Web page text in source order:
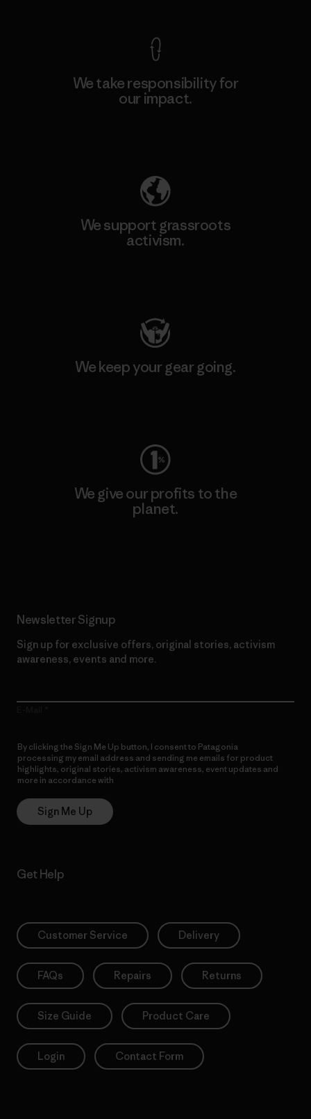
We take responsibility for
our impact.
We support grassroots
activism.
We keep your gear going.
We give our profits to the
planet.
Newsletter Signup
Sign up for exclusive offers, original stories, activism
awareness, events and more.
By clicking the Sign Me Up button, I consent to Patagonia
processing my email address and sending me emails for product
highlights, original stories, activism awareness, event updates and
more in accordance with
Sign Me Up
Get Help
Customer Service Delivery
FAQs Repairs Returns
Size Guide Product Care
Login Contact Form